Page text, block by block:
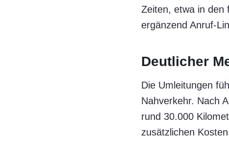
Zeiten, etwa in den
ergänzend Anruf-
Deutlicher
Die Umleitungen
Nahverkehr. Nach
rund 30.000
zusätzlichen